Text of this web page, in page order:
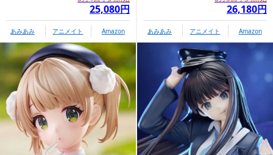
25,080円
あみあみ アニメイト Amazon
26,180円
あみあみ アニメイト Amazon